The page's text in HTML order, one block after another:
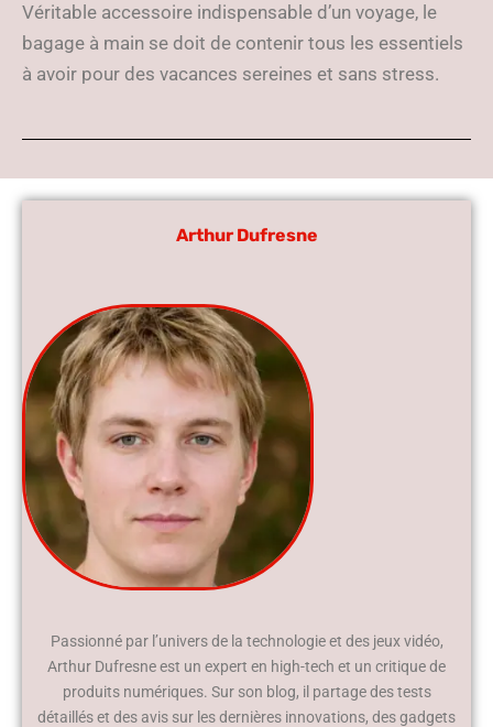
Véritable accessoire indispensable d’un voyage, le
bagage à main se doit de contenir tous les essentiels
à avoir pour des vacances sereines et sans stress.
Arthur Dufresne
Passionné par l’univers de la technologie et des jeux vidéo,
Arthur Dufresne est un expert en high-tech et un critique de
produits numériques. Sur son blog, il partage des tests
détaillés et des avis sur les dernières innovations, des gadgets